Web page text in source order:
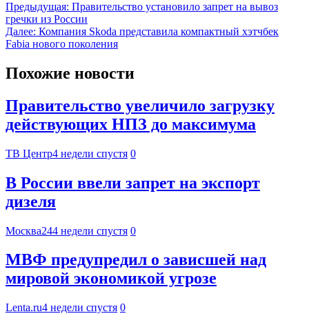
Предыдущая: Правительство установило запрет на вывоз
гречки из России
Далее: Компания Skoda представила компактный хэтчбек
Fabia нового поколения
Похожие новости
Правительство увеличило загрузку
действующих НПЗ до максимума
ТВ Центр4 недели спустя 0
В России ввели запрет на экспорт
дизеля
Москва244 недели спустя 0
МВФ предупредил о зависшей над
мировой экономикой угрозе
Lenta.ru4 недели спустя 0